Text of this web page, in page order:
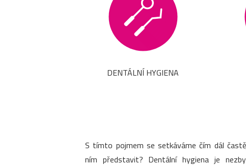
DENTÁLNÍ HYGIENA
S tímto pojmem se setkáváme čím dál
ním představit? Dentální hygiena je